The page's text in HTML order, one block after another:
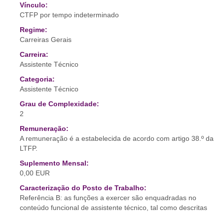
Vínculo:
CTFP por tempo indeterminado
Regime:
Carreiras Gerais
Carreira:
Assistente Técnico
Categoria:
Assistente Técnico
Grau de Complexidade:
2
Remuneração:
A remuneração é a estabelecida de acordo com artigo 38.º da
LTFP.
Suplemento Mensal:
0,00 EUR
Caracterização do Posto de Trabalho:
Referência B: as funções a exercer são enquadradas no
conteúdo funcional de assistente técnico, tal como descritas